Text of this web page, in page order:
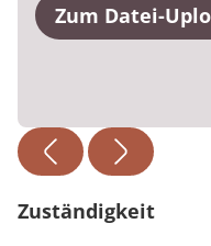
Zum Datei-
Zuständigkeit